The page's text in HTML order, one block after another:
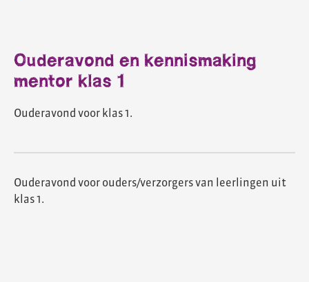
Ouderavond en kennismaking
mentor klas 1
Ouderavond voor klas 1.
Ouderavond voor ouders/verzorgers van leerlingen uit
klas 1.